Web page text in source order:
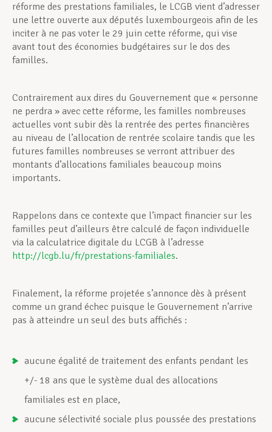
réforme des prestations familiales, le LCGB vient d’adresser
une lettre ouverte aux députés luxembourgeois afin de les
inciter à ne pas voter le 29 juin cette réforme, qui vise
avant tout des économies budgétaires sur le dos des
familles.
Contrairement aux dires du Gouvernement que « personne
ne perdra » avec cette réforme, les familles nombreuses
actuelles vont subir dès la rentrée des pertes financières
au niveau de l’allocation de rentrée scolaire tandis que les
futures familles nombreuses se verront attribuer des
montants d’allocations familiales beaucoup moins
importants.
Rappelons dans ce contexte que l’impact financier sur les
familles peut d’ailleurs être calculé de façon individuelle
via la calculatrice digitale du LCGB à l’adresse
http://lcgb.lu/fr/prestations-familiales.
Finalement, la réforme projetée s’annonce dès à présent
comme un grand échec puisque le Gouvernement n’arrive
pas à atteindre un seul des buts affichés :
aucune égalité de traitement des enfants pendant les
+/- 18 ans que le système dual des allocations
familiales est en place,
aucune sélectivité sociale plus poussée des prestations